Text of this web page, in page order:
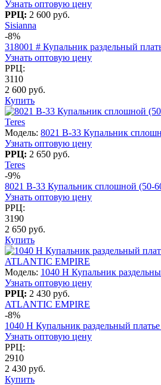
Узнать оптовую цену
РРЦ: 2 600 руб.
Sisianna
-8%
318001 # Купальник раздельный
Узнать оптовую цену
РРЦ:
3110
2 600 руб.
Купить
Teres
Модель: 8021 B-33 Купальник
Узнать оптовую цену
РРЦ: 2 650 руб.
Teres
-9%
8021 B-33 Купальник сплошной (50-
Узнать оптовую цену
РРЦ:
3190
2 650 руб.
Купить
ATLANTIC EMPIRE
Модель: 1040 H Купальник
Узнать оптовую цену
РРЦ: 2 430 руб.
ATLANTIC EMPIRE
-8%
1040 H Купальник раздельный
Узнать оптовую цену
РРЦ:
2910
2 430 руб.
Купить